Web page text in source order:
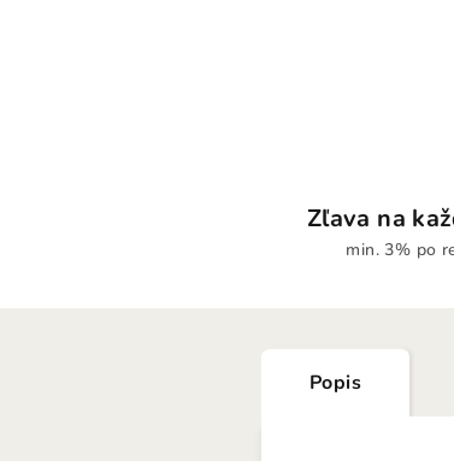
Zľava na
min. 3% po
Popis